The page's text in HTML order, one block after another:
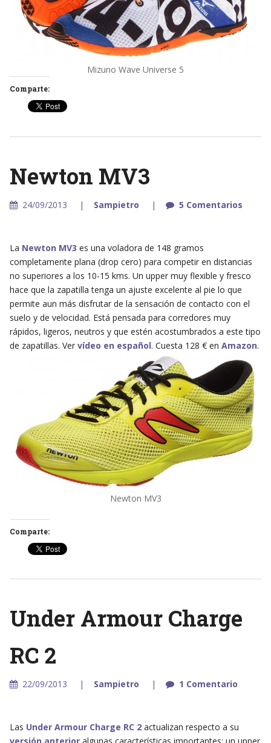
Mizuno Wave Universe 5
Comparte:
Newton MV3
24/09/2013 Sampietro 5 Comentarios
La Newton MV3 es una voladora de 148 gramos
completamente plana (drop cero) para competir en distancias
no superiores a los 10-15 kms. Un upper muy flexible y fresco
hace que la zapatilla tenga un ajuste excelente al pie lo que
permite aun más disfrutar de la sensación de contacto con el
suelo y de velocidad. Está pensada para corredores muy
rápidos, ligeros, neutros y que estén acostumbrados a este tipo
de zapatillas. Ver vídeo en español. Cuesta 128 € en Amazon.
Newton MV3
Comparte:
Under Armour Charge
RC 2
22/09/2013 Sampietro 1 Comentario
Las Under Armour Charge RC 2actualizan respecto a su